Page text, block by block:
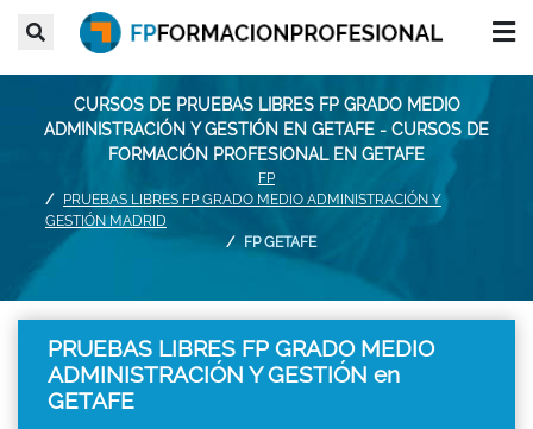
CURSOS DE PRUEBAS LIBRES FP GRADO MEDIO
ADMINISTRACIÓN Y GESTIÓN EN GETAFE - CURSOS DE
FORMACIÓN PROFESIONAL EN GETAFE
FP
PRUEBAS LIBRES FP GRADO MEDIO ADMINISTRACIÓN Y
GESTIÓN MADRID
FP GETAFE
PRUEBAS LIBRES FP GRADO MEDIO
ADMINISTRACIÓN Y GESTIÓN en
GETAFE